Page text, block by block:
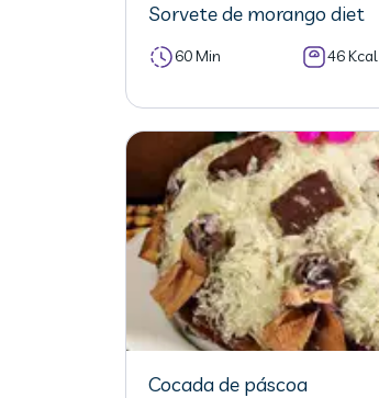
Sorvete de morango diet
60 Min 46 Kcal
Cocada de páscoa